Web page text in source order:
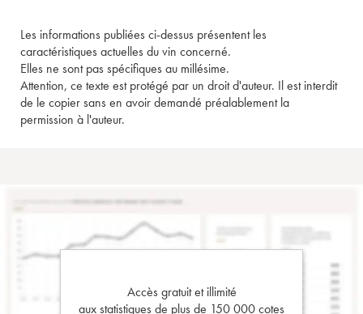
Les informations publiées ci-dessus présentent les
caractéristiques actuelles du vin concerné.
Elles ne sont pas spécifiques au millésime.
Attention, ce texte est protégé par un droit d'auteur. Il est interdit
de le copier sans en avoir demandé préalablement la
permission à l'auteur.
Accès gratuit et illimité
aux statistiques de plus de 150 000 cotes